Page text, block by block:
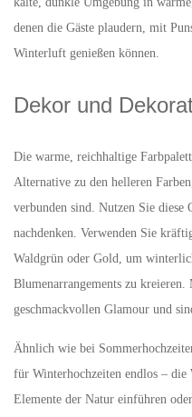
denen die Gäste plaudern, mit
Winterluft genießen können.
Dekor und
Die warme, reichhaltige
Alternative zu den helleren
verbunden sind. Nutzen Sie
nachdenken. Verwenden Sie
Waldgrün oder Gold, um
Blumenarrangements zu
geschmackvollen Glamour und
Ähnlich wie bei
für Winterhochzeiten endlos –
Elemente der Natur einführen